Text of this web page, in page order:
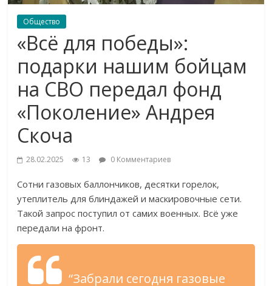
Общество
«Всё для победы»:
подарки нашим бойцам
на СВО передал фонд
«Поколение» Андрея
Скоча
28.02.2025 13 0 Комментариев
Сотни газовых баллончиков, десятки горелок,
утеплитель для блиндажей и маскировочные сети.
Такой запрос поступил от самих военных. Всё уже
передали на фронт.
“Забрали сегодня газовые